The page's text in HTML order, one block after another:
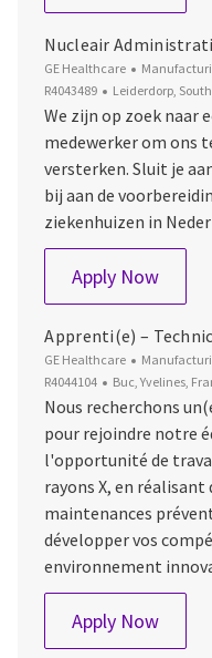
Nucleair
GE Healthcare Category
R4043489
Location
Leiderdorp,
We zijn op zoek naar
medewerker om ons
versterken. Sluit je
bij aan de
ziekenhuizen in
Apply Now
Apprenti(e) –
GE Healthcare Category
R4044104
Location
Buc, Yvelines,
Nous recherchons
pour rejoindre notre
l'opportunité de
rayons X, en réalisant
maintenances
développer vos
environnement
Apply Now